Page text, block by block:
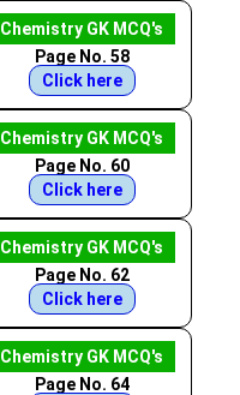
Chemistry GK MCQ's
Page No. 58
Click here
Chemistry GK MCQ's
Page No. 60
Click here
Chemistry GK MCQ's
Page No. 62
Click here
Chemistry GK MCQ's
Page No. 64